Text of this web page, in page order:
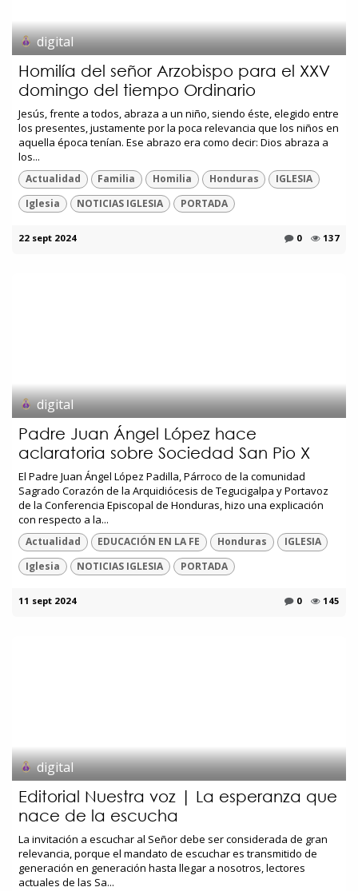
digital
Homilía del señor Arzobispo para el XXV
domingo del tiempo Ordinario
Jesús, frente a todos, abraza a un niño, siendo éste, elegido entre
los presentes, justamente por la poca relevancia que los niños en
aquella época tenían. Ese abrazo era como decir: Dios abraza a
los...
Actualidad Familia Homilia Honduras
IGLESIA
Iglesia
NOTICIAS IGLESIA PORTADA
22 sept 2024 0 137
digital
Padre Juan Ángel López hace
aclaratoria sobre Sociedad San Pio X
El Padre Juan Ángel López Padilla, Párroco de la comunidad
Sagrado Corazón de la Arquidiócesis de Tegucigalpa y Portavoz
de la Conferencia Episcopal de Honduras, hizo una explicación
con respecto a la...
Actualidad EDUCACIÓN EN LA FE Honduras
IGLESIA
Iglesia
NOTICIAS IGLESIA PORTADA
11 sept 2024 0 145
digital
Editorial Nuestra voz | La esperanza que
nace de la escucha
La invitación a escuchar al Señor debe ser considerada de gran
relevancia, porque el mandato de escuchar es transmitido de
generación en generación hasta llegar a nosotros, lectores
actuales de las Sa...